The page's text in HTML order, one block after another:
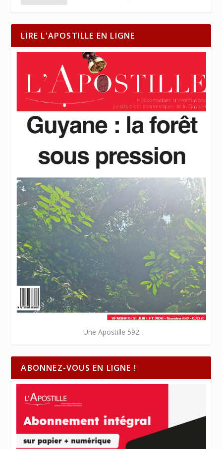
LIRE L'APOSTILLE EN LIGNE
Une Apostille 592
ABONNEZ-VOUS EN LIGNE !